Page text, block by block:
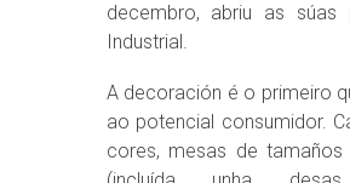
decembro, abriu as súas
Industrial.
A decoración é o primeiro
ao potencial consumidor.
cores, mesas de tamaños